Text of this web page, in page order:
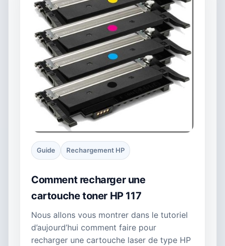
Guide Rechargement HP
Comment recharger une
cartouche toner HP 117
Nous allons vous montrer dans le tutoriel
d’aujourd’hui comment faire pour
recharger une cartouche laser de type HP